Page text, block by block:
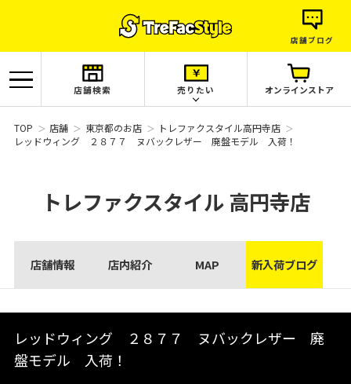
店舗ブログ
店舗検索 売りたい オンラインストア
TOP 店舗 東京都のお店
トレファクスタイル高円寺店
レッドウィング ２８７７ ヌバックレザー 廃盤モデル 入荷！
トレファクスタイル 高円寺店
店舗情報 店内紹介 MAP 新入荷ブログ
レッドウィング ２８７７ ヌバックレザー 廃
盤モデル 入荷！